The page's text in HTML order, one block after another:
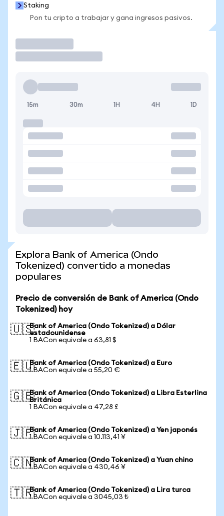
Staking
Pon tu cripto a trabajar y gana ingresos pasivos.
15m 30m 1H 4H 1D
Explora Bank of America (Ondo
Tokenized) convertido a monedas
populares
Precio de conversión de Bank of America (Ondo
Tokenized) hoy
🇺🇸Bank of America (Ondo Tokenized) a Dólar
estadounidense
1 BACon equivale a 63,81 $
🇪🇺Bank of America (Ondo Tokenized) a Euro
1 BACon equivale a 55,20 €
🇬🇧Bank of America (Ondo Tokenized) a Libra Esterlina
Británica
1 BACon equivale a 47,28 £
🇯🇵Bank of America (Ondo Tokenized) a Yen japonés
1 BACon equivale a 10.113,41 ¥
🇨🇳Bank of America (Ondo Tokenized) a Yuan chino
1 BACon equivale a 430,46 ¥
🇹🇷Bank of America (Ondo Tokenized) a Lira turca
1 BACon equivale a 3045,03 ₺